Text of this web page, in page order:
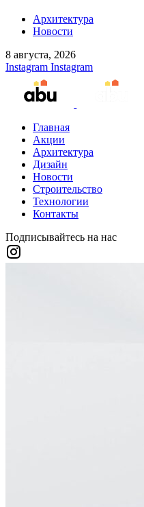
Архитектура
Новости
8 августа, 2026
Instagram Instagram
Главная
Акции
Архитектура
Дизайн
Новости
Строительство
Технологии
Контакты
Подписывайтесь на нас